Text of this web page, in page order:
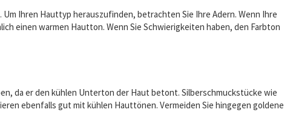
Ihren Hauttyp herauszufinden, betrachten Sie Ihre Adern. Wenn Ihre
einen warmen Hautton. Wenn Sie Schwierigkeiten haben, den Farbton
da er den kühlen Unterton der Haut betont. Silberschmuckstücke wie
ebenfalls gut mit kühlen Hauttönen. Vermeiden Sie hingegen goldene